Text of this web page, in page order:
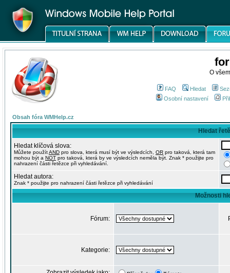
O
FAQ Hledat
Osobní nastavení
Obsah fóra WMHelp.cz
Hledat
Hledat klíčová slova:
Můžete použítAND pro slova, která musí být ve výsledcích, OR pro taková, která tam
mohou být a NOT pro taková, která by ve výsledcích neměla být. Znak * použijte pro
nahrazení části řetězce při vyhledávání.
Hledat autora:
Znak * použijte pro nahrazení části řetězce při vyhledávání
Možnosti
Fórum:
Kategorie: